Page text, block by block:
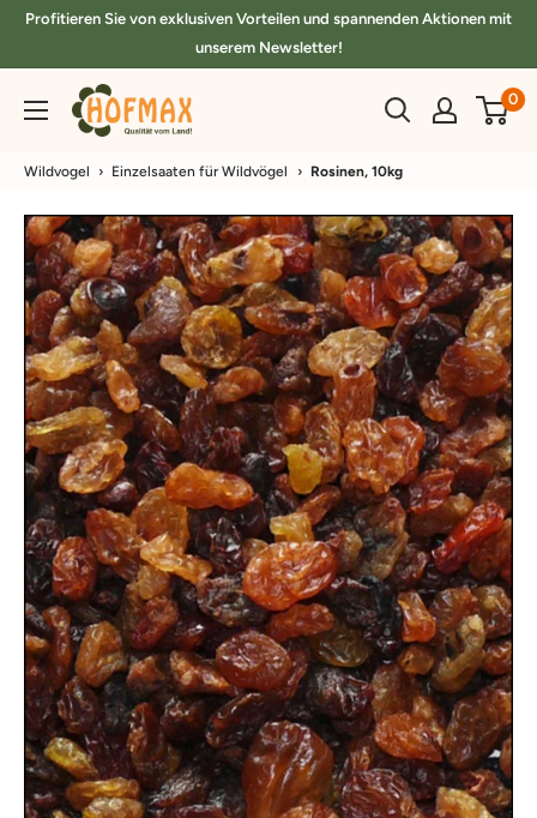
DirektProfitieren Sie von exklusiven Vorteilen und spannenden Aktionen mit
unserem Newsletter!
hofmax.de 0
Wildvogel › Einzelsaaten für Wildvögel › Rosinen, 10kg